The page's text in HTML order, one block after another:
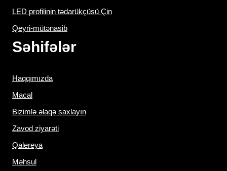
LED profilinin tədarükçüsü Çin
Qeyri-mütənasib
Səhifələr
Haqqımızda
Macal
Bizimlə əlaqə saxlayın
Zavod ziyarəti
Qalereya
Məhsul